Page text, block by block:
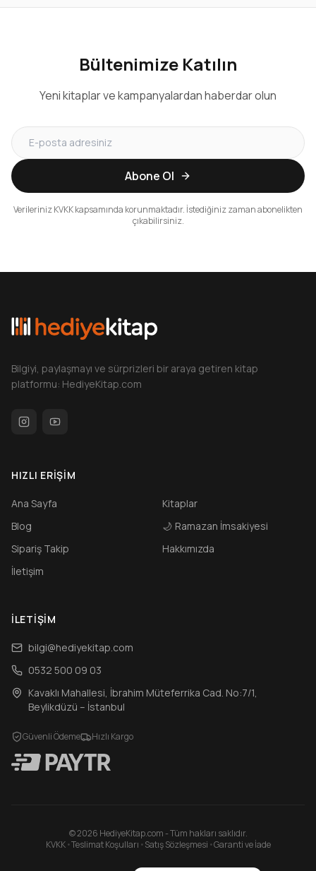
Bültenimize Katılın
Yeni kitaplar ve kampanyalardan haberdar olun
Abone Ol
Verileriniz KVKK kapsamında korunmaktadır. İstediğiniz zaman abonelikten
çıkabilirsiniz.
Bilgiyi, paylaşmayı ve sürprizleri bir araya getiren kitap
platformu: HediyeKitap.com
HIZLI ERIŞIM
Ana Sayfa
Kitaplar
Blog
🌙 Ramazan İmsakiyesi
Sipariş Takip
Hakkımızda
İletişim
İLETIŞIM
bilgi@hediyekitap.com
0532 500 09 03
Kavaklı Mahallesi, İbrahim Müteferrika Cad. No:7/1,
Beylikdüzü – İstanbul
Güvenli Ödeme Hızlı Kargo
© 2026 HediyeKitap.com - Tüm hakları saklıdır.
KVKK•Teslimat Koşulları •Satış Sözleşmesi •Garanti ve İade